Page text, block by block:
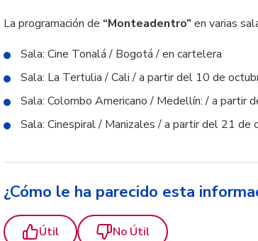
La programación de “Monteadentro” en varias
Sala: Cine Tonalá / Bogotá / en cartelera
Sala: La Tertulia / Cali / a partir del 10 de
Sala: Colombo Americano / Medellín: / a partir
Sala: Cinespiral / Manizales / a partir del 21 de
¿Cómo le ha parecido esta
Útil No Útil